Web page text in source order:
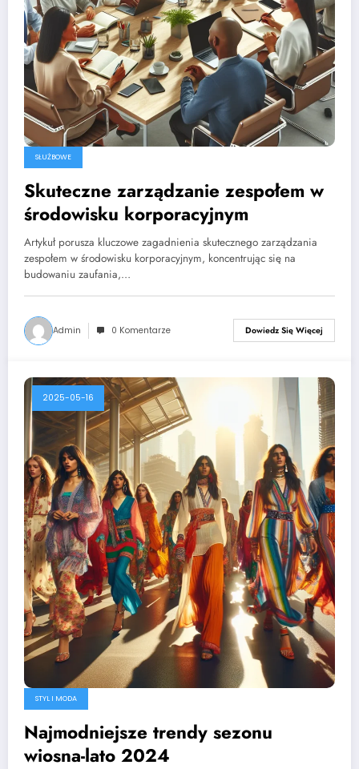
SŁUŻBOWE
Skuteczne zarządzanie zespołem w
środowisku korporacyjnym
Artykuł porusza kluczowe zagadnienia skutecznego zarządzania
zespołem w środowisku korporacyjnym, koncentrując się na
budowaniu zaufania,…
Admin 0 Komentarze Dowiedz Się Więcej
2025-05-16
STYL I MODA
Najmodniejsze trendy sezonu
wiosna-lato 2024